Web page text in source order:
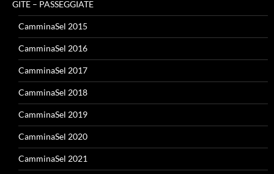
GITE – PASSEGGIATE
CamminaSel 2015
CamminaSel 2016
CamminaSel 2017
CamminaSel 2018
CamminaSel 2019
CamminaSel 2020
CamminaSel 2021